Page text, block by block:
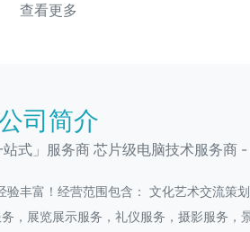
查看更多
司简介
式」服务商 芯片级电脑技术服务商 -
丰富！经营范围包含： 文化艺术交流策
，展览展示服务，礼仪服务，摄影服务